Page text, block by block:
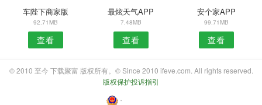
车陛下商家版
92.71MB
查看
最炫天气APP
7.48MB
查看
安个家APP
99.71MB
查看
© 2010 至今 下载聚富 版权所有。© Since 2010 ifeve.com. All rights reserved.
版权保护投诉指引
・